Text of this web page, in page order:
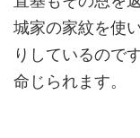
城家の家紋を使
りしているので
命じられます。